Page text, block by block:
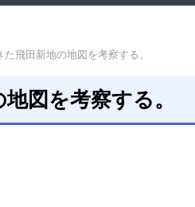
飛田新地の地図を考察する。
図を考察する。